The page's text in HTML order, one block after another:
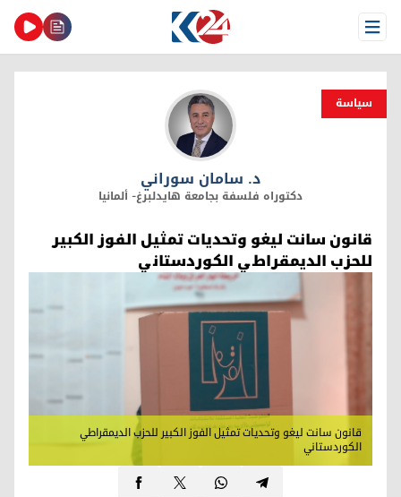
Open Menu
سیاسة
د. سامان سوراني
د. سامان سوراني
دکتوراه فلسفة بجامعة هایدلبرغ- ألمانیا
قانون سانت ليغو وتحديات تمثيل الفوز الكبير
للحزب الديمقراطي الكوردستاني
قانون سانت ليغو وتحديات تمثيل الفوز الكبير للحزب الديمقراطي
الكوردستاني